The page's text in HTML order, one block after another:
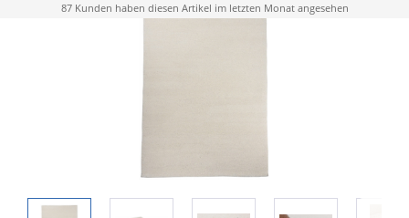
87 Kunden haben diesen Artikel im letzten Monat angesehen